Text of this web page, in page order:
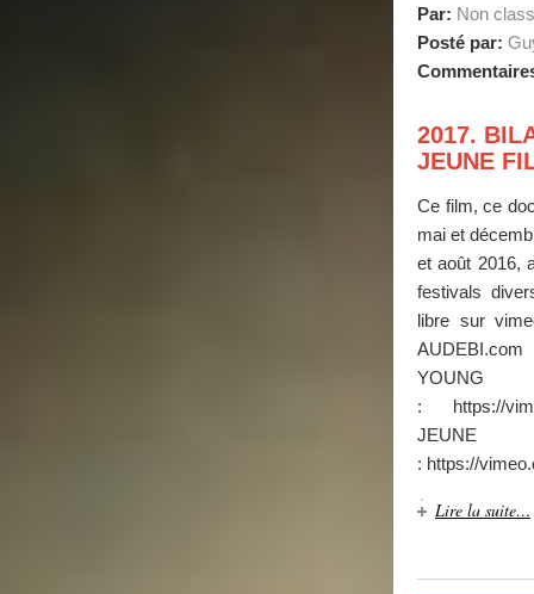
Par: Non
Posté par:
2017.
JEUNE
Ce film, ce
mai et
et août 2016,
festivals
libre sur
: https://
JEUNE
: https://
Lire la suite…